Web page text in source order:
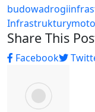
budowadrogi
Infrastruktury
Share This
Facebook